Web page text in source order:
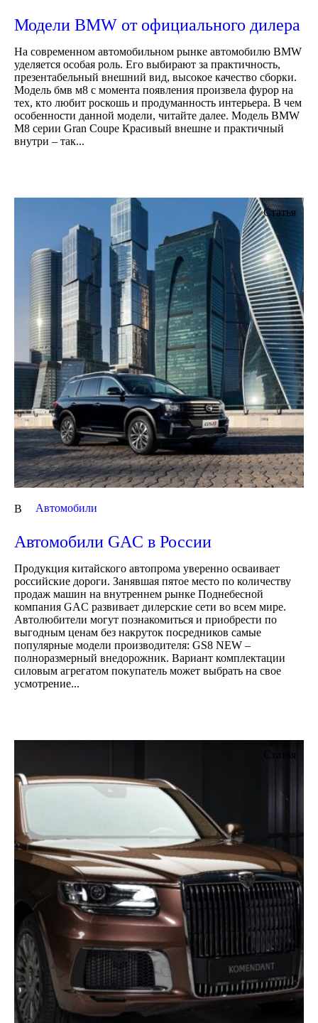
Модели BMW от официального дилера
На современном автомобильном рынке автомобилю BMW
уделяется особая роль. Его выбирают за практичность,
презентабельный внешний вид, высокое качество сборки.
Модель бмв м8 с момента появления произвела фурор на
тех, кто любит роскошь и продуманность интерьера. В чем
особенности данной модели, читайте далее. Модель BMW
M8 серии Gran Coupe Красивый внешне и практичный
внутри – так...
Статья
В Автомобили
Автомобили GAC в России
Продукция китайского автопрома уверенно осваивает
российские дороги. Занявшая пятое место по количеству
продаж машин на внутреннем рынке Поднебесной
компания GAC развивает дилерские сети во всем мире.
Автолюбители могут познакомиться и приобрести по
выгодным ценам без накруток посредников самые
популярные модели производителя: GS8 NEW –
полноразмерный внедорожник. Вариант комплектации
силовым агрегатом покупатель может выбрать на свое
усмотрение...
Статья